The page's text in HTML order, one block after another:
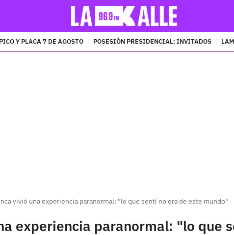
PICO Y PLACA 7 DE AGOSTO POSESIÓN PRESIDENCIAL: INVITADOS
vivió una experiencia paranormal: "lo que sentí no era de este mundo"
experiencia paranormal: "lo que